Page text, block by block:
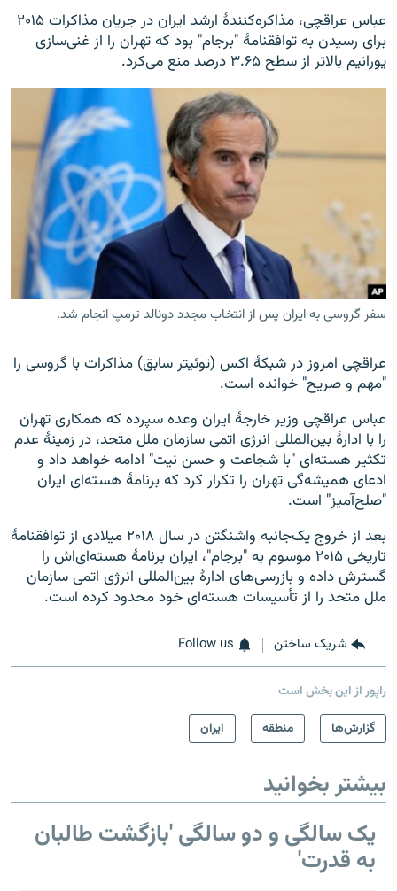
عباس عراقچی، مذاکره‌کنندۀ ارشد ایران در جریان مذاکرات ۲۰۱۵
برای رسیدن به توافقنامۀ "برجام" بود که تهران را از غنی‌سازی
یورانیم بالاتر از سطح ۳.۶۵ درصد منع می‌کرد.
سفر گروسی به ایران پس از انتخاب مجدد دونالد ترمپ انجام شد.
عراقچی امروز در شبکۀ اکس (توئیتر سابق) مذاکرات با گروسی را
"مهم و صریح" خوانده است.
عباس عراقچی وزیر خارجۀ ایران وعده سپرده که همکاری تهران
را با ادارۀ بین‌المللی انرژی اتمی سازمان ملل متحد، در زمینۀ عدم
تکثیر هسته‌ای "با شجاعت و حسن نیت" ادامه خواهد داد و
ادعای همیشه‌گی تهران را تکرار کرد که برنامۀ هسته‌ای ایران
"صلح‌آمیز" است.
بعد از خروج یک‌جانبه واشنگتن در سال ۲۰۱۸ میلادی از توافقنامۀ
تاریخی ۲۰۱۵ موسوم به "برجام"، ایران برنامۀ هسته‌ای‌اش را
گسترش داده و بازرسی‌های ادارۀ بین‌المللی انرژی اتمی سازمان
ملل متحد را از تأسیسات هسته‌ای خود محدود کرده است.
شریک ساختن Follow us
راپور از این بخش است
گزارش‌ها
منطقه ایران
بیشتر بخوانید
یک سالگی و دو سالگی 'بازگشت طالبان
به قدرت'